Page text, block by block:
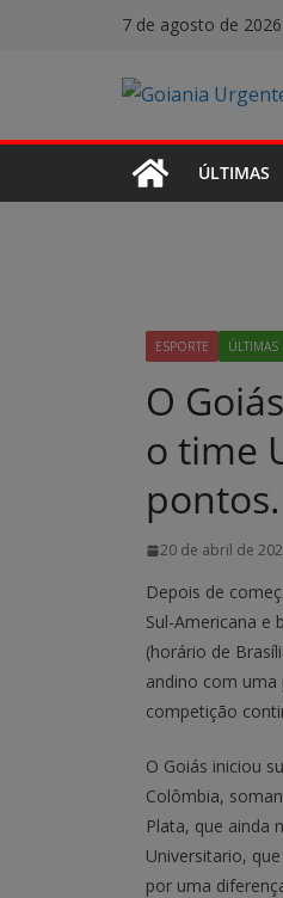
7 de agosto de 2026
ÚLTIMAS
ESPORTE ÚLTIMAS
O
o time
pontos.
20 de abril de
Depois de
Sul-Americana e
(horário de
andino com uma
competição
O Goiás iniciou
Colômbia,
Plata, que ainda
Universitario,
por uma